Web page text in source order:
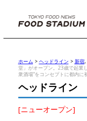
ホーム > ヘッドライン > 新宿,
堂」がオープン。23歳で起業
衆酒場”をコンセプトに都内に
ヘッドライン
[ニューオープン]